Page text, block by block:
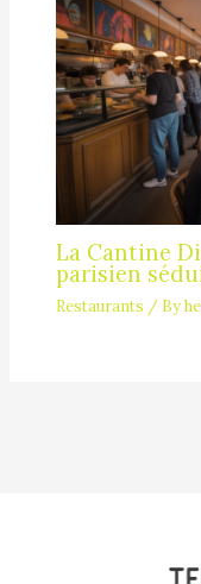
La Cantine
parisien
Restaurants / By